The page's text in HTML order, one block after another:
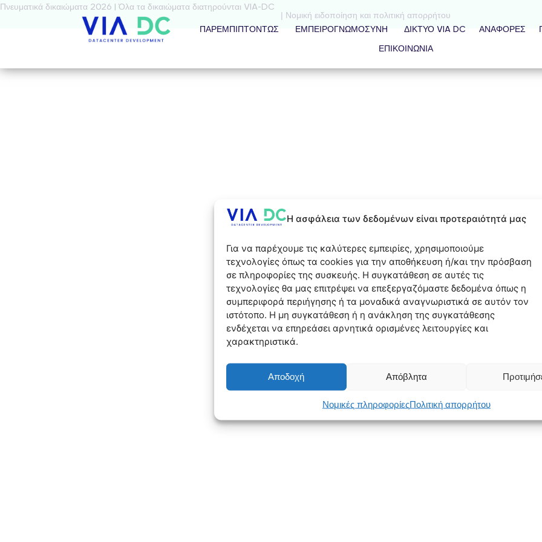
Η ασφάλεια των δεδομένων είναι προτεραιότητά μας
Για να παρέχουμε τις καλύτερες εμπειρίες, χρησιμοποιούμε
τεχνολογίες όπως τα cookies για την αποθήκευση ή/και την πρόσβαση
σε πληροφορίες της συσκευής. Η συγκατάθεση σε αυτές τις
τεχνολογίες θα μας επιτρέψει να επεξεργαζόμαστε δεδομένα όπως η
συμπεριφορά περιήγησης ή τα μοναδικά αναγνωριστικά σε αυτόν τον
ιστότοπο. Η μη συγκατάθεση ή η ανάκληση της συγκατάθεσης
ενδέχεται να επηρεάσει αρνητικά ορισμένες λειτουργίες και
χαρακτηριστικά.
Αποδοχή Απόβλητα
Νομικές πληροφορίεςΠολιτική απορρήτου
ΠΑΡΕΜΠΙΠΤΌΝΤΩΣ ΕΜΠΕΙΡΟΓΝΩΜΟΣΎΝΗ ΔΊΚΤΥΟ VIA DC ΑΝΑΦΟΡΈΣ
ΕΠΙΚΟΙΝΩΝΙΑ
Πνευματικά δικαιώματα 2026 | Όλα τα δικαιώματα διατηρούνται VIA-DC
| Νομική ειδοποίηση και πολιτική απορρήτου